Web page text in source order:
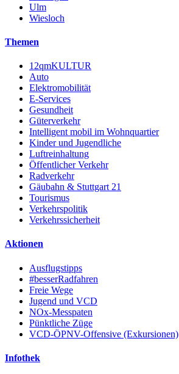
Ulm
Wiesloch
Themen
12qmKULTUR
Auto
Elektromobilität
E-Services
Gesundheit
Güterverkehr
Intelligent mobil im Wohnquartier
Kinder und Jugendliche
Luftreinhaltung
Öffentlicher Verkehr
Radverkehr
Gäubahn & Stuttgart 21
Tourismus
Verkehrspolitik
Verkehrssicherheit
Aktionen
Ausflugstipps
#besserRadfahren
Freie Wege
Jugend und VCD
NOx-Messpaten
Pünktliche Züge
VCD-ÖPNV-Offensive (Exkursionen)
Infothek